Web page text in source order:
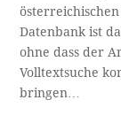
Datenbank ist
ohne dass der
Volltextsuche
bringen…